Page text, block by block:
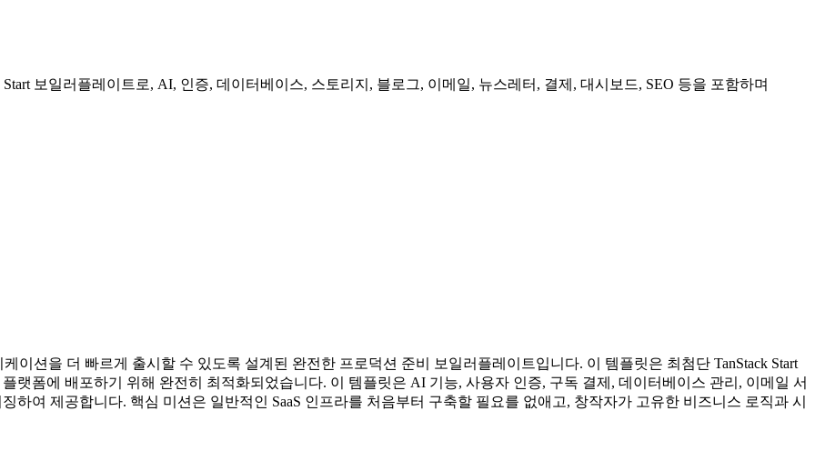
Start 보일러플레이트로, AI, 인증, 데이터베이스, 스토리지, 블로그, 이메일, 뉴스레터, 결제, 대시보드, SEO 등을 포함하며
이션을 더 빠르게 출시할 수 있도록 설계된 완전한 프로덕션 준비 보일러플레이트입니다. 이 템플릿은 최첨단 TanStack Start
랫폼에 배포하기 위해 완전히 최적화되었습니다. 이 템플릿은 AI 기능, 사용자 인증, 구독 결제, 데이터베이스 관리, 이메일 서
하여 제공합니다. 핵심 미션은 일반적인 SaaS 인프라를 처음부터 구축할 필요를 없애고, 창작자가 고유한 비즈니스 로직과 시